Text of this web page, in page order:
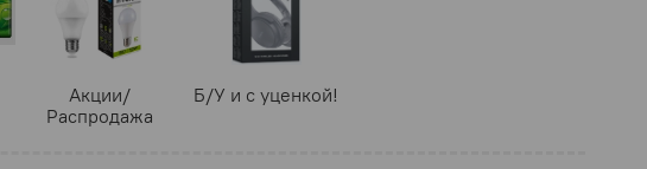
Акции/
Распродажа
Б/У и с уценкой!